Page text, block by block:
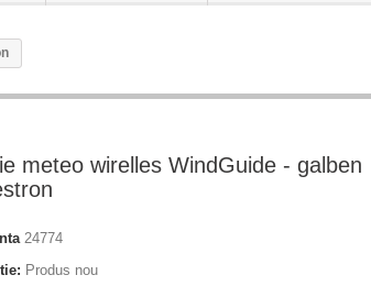
meteo wirelles WindGuide - galben
24774
Produs nou